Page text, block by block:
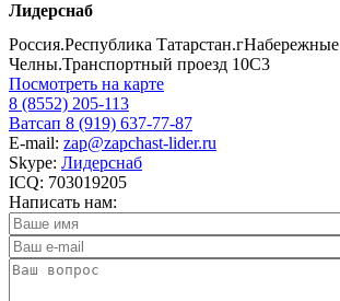
Лидерснаб
Россия.Республика Татарстан.гНабережные
Челны.Транспортный проезд 10С3
Посмотреть на карте
8 (8552) 205-113
Ватсап 8 (919) 637-77-87
E-mail: zap@zapchast-lider.ru
Skype: Лидерснаб
ICQ: 703019205
Написать нам: